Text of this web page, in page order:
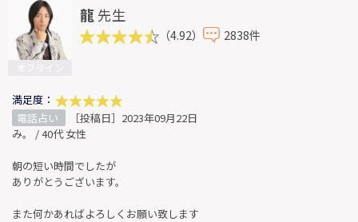
龍 先生
（4.92） 2838件
満足度：
電話占い
［投稿日］2023年09月22日
み。 / 40代 女性
朝の短い時間でしたが
ありがとうございます。
また何かあればよろしくお願い致します